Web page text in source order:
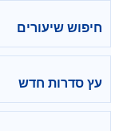
חיפוש שיעורים
עץ סדרות חדש